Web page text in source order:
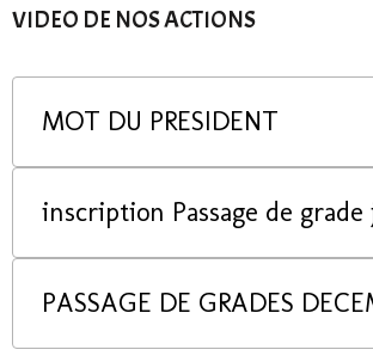
VIDEO DE NOS ACTIONS
MOT DU PRESIDENT
PASSAGE DE GRADES